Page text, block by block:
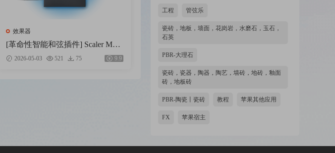
效果器
[革命性智能和弦插件] Scaler Musi
c Scaler 3 v3.2.2 Regged-HCiSO [M
acOSX]（1.45GB）
2026-05-03 521 75 9.9
工程 管弦乐
瓷砖，地板，墙面，花岗岩，水磨石，玉石，
石英
PBR-大理石
瓷砖，瓷器，陶器，陶艺，墙砖，地砖，釉面
砖，地板砖
PBR-陶瓷丨瓷砖 教程 苹果其他应用
FX 苹果宿主